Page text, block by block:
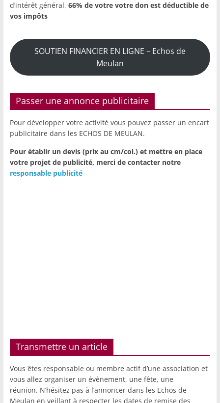
d’intérêt général, 66% de votre votre don est déductible de
vos impôts
SOUTIEN FINANCIER EN LIGNE – Echos de
Meulan
Passer une annonce publicitaire
Pour développer votre activité vous pouvez passer un encart
publicitaire dans les ECHOS DE MEULAN.
Pour établir un devis (prix au cm/col.) et mettre en place
votre projet de publicité, merci de contacter notre
responsable publicité
Transmettre un article
Vous êtes responsable ou membre actif d’une association et
vous allez organiser un évènement, une fête, une
réunion. N’hésitez pas à l’annoncer dans les Echos de
Meulan en veillant à respecter les dates de remise des